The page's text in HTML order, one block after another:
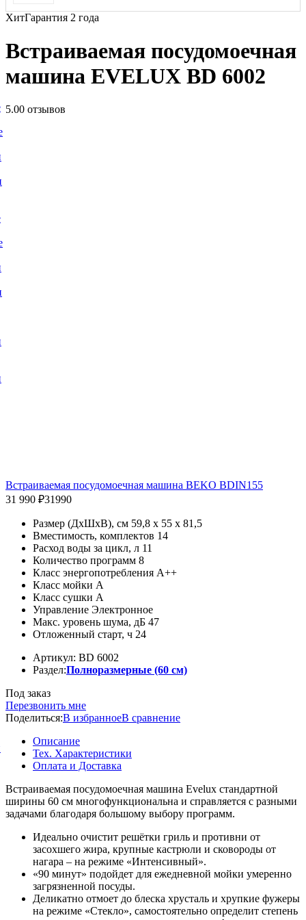
ХитГарантия 2 года
Встраиваемая посудомоечная
машина EVELUX BD 6002
5.00 отзывов
Встраиваемая посудомоечная машина BEKO BDIN155
31 990 ₽31990
Размер (ДхШхВ), см 59,8 х 55 х 81,5
Вместимость, комплектов 14
Расход воды за цикл, л 11
Количество программ 8
Класс энергопотребления A++
Класс мойки A
Класс сушки A
Управление Электронное
Макс. уровень шума, дБ 47
Отложенный старт, ч 24
Артикул: BD 6002
Раздел:Полноразмерные (60 см)
Под заказ
Перезвонить мне
Поделиться:В избранноеВ сравнение
Описание
Тех. Характеристики
Оплата и Доставка
Встраиваемая посудомоечная машина Evelux стандартной
ширины 60 см многофункциональна и справляется с разными
задачами благодаря большому выбору программ.
Идеально очистит решётки гриль и противни от
засохшего жира, крупные кастрюли и сковороды от
нагара – на режиме «Интенсивный».
«90 минут» подойдет для ежедневной мойки умеренно
загрязненной посуды.
Деликатно отмоет до блеска хрусталь и хрупкие фужеры
на режиме «Стекло», самостоятельно определит степень